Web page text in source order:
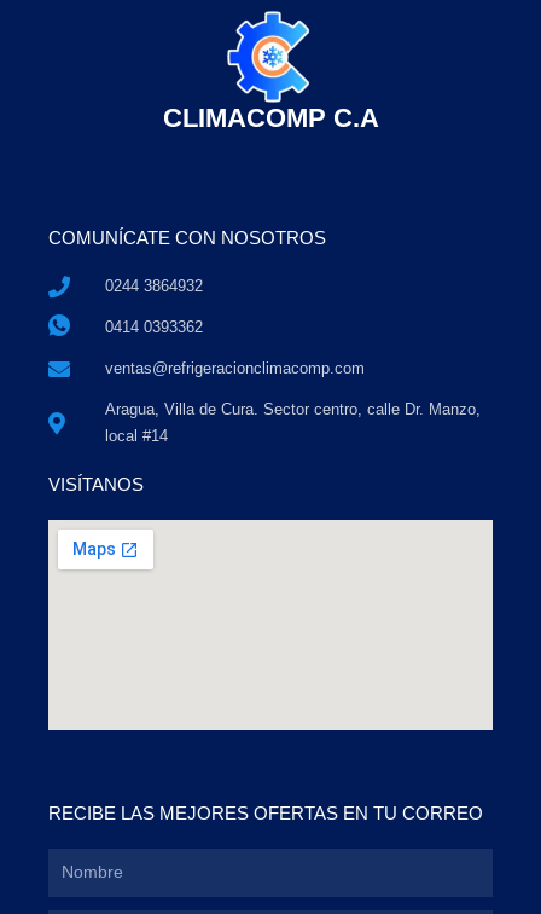
CLIMACOMP C.A
COMUNÍCATE CON NOSOTROS
0244 3864932
0414 0393362
ventas@refrigeracionclimacomp.com
Aragua, Villa de Cura. Sector centro, calle Dr. Manzo,
local #14
VISÍTANOS
RECIBE LAS MEJORES OFERTAS EN TU CORREO